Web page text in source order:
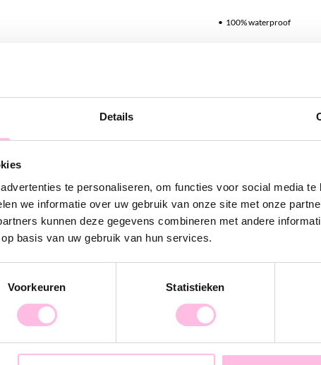
Details
te personaliseren, om functies voor social media te
we informatie over uw gebruik van onze site met onze
kunnen deze gegevens combineren met andere
basis van uw gebruik van hun services.
Voorkeuren Statistieken
•⁠ ⁠100% waterproof
Omschrijving
Deze standaard
bedeltjes en zijn
oorringen. Ben jij toch
perfecte oorbellen voor